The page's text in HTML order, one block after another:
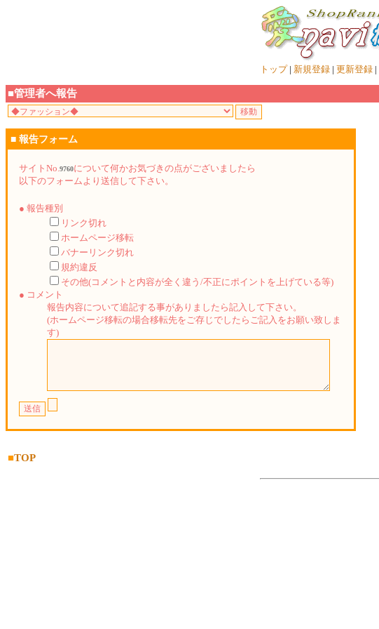
トップ| 新規登録 | 更新登録 |
■管理者へ報告
■ 報告フォーム
サイトNo.9760について何かお気づきの点がございましたら
以下のフォームより送信して下さい。
● 報告種別
リンク切れ
ホームページ移転
バナーリンク切れ
規約違反
その他(コメントと内容が全く違う/不正にポイントを上げている等)
● コメント
報告内容について追記する事がありましたら記入して下さい。
(ホームページ移転の場合移転先をご存じでしたらご記入をお願い致しま
す)
■TOP